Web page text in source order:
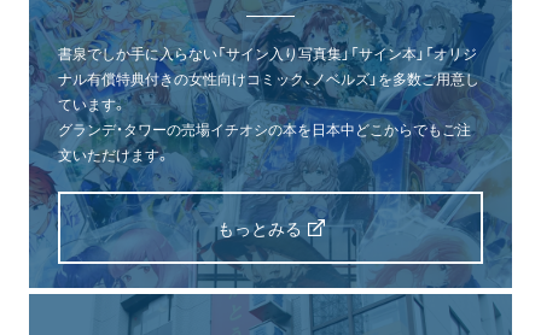
書泉でしか手に入らない「サイン入り写真集」「サイン本」「オリジ
ナル有償特典付きの女性向けコミック、ノベルズ」を多数ご用意し
ています。
グランデ・タワーの売場イチオシの本を日本中どこからでもご注
文いただけます。
もっとみる